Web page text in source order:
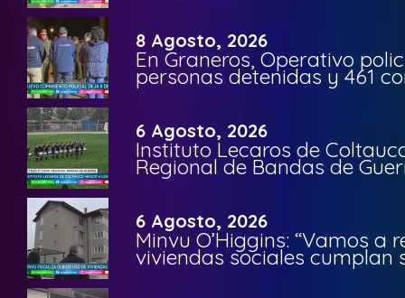
8 Agosto, 2026
En Graneros, Operativo
personas detenidas y 461
6 Agosto, 2026
Instituto Lecaros de
Regional de Bandas de
6 Agosto, 2026
Minvu O’Higgins: “Vamos a
viviendas sociales cumplan